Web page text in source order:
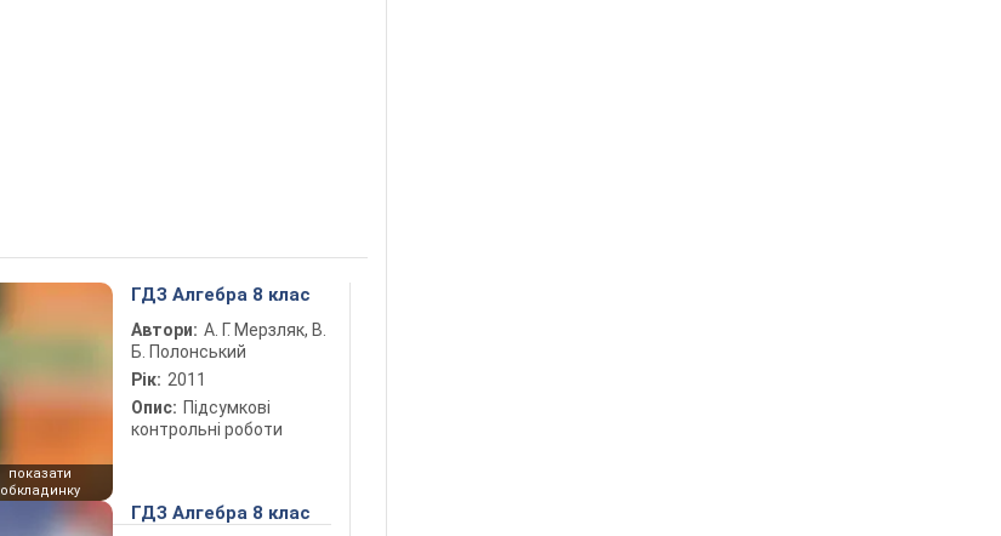
показати
обкладинку
ГДЗ Алгебра 8 клас
Автори: А. Г. Мерзляк, В.
Б. Полонський
Рік: 2011
Опис: Підсумкові
контрольні роботи
ГДЗ Алгебра 8 клас